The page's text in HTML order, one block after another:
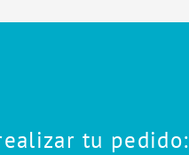
tu pedido: